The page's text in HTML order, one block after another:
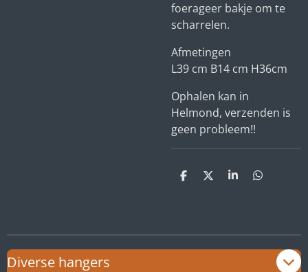
foerageer bakje om te
scharrelen.
Afmetingen
L39 cm B14 cm H36cm
Ophalen kan in
Helmond, verzenden is
geen probleem!!
D
D
S
D
Diverse hangers